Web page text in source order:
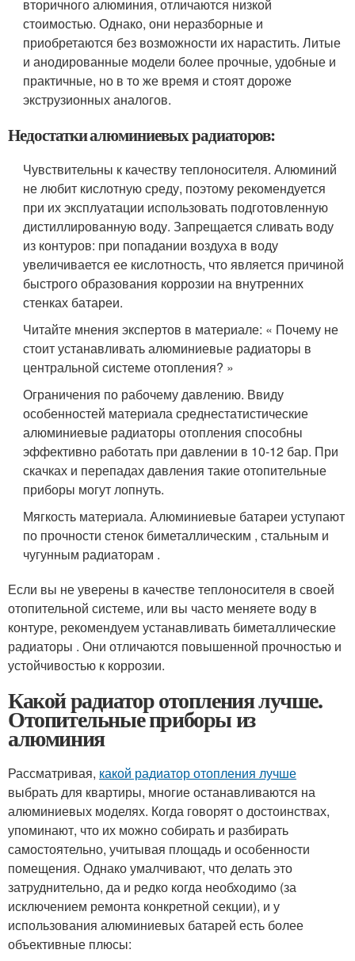
вторичного алюминия, отличаются низкой
стоимостью. Однако, они неразборные и
приобретаются без возможности их нарастить. Литые
и анодированные модели более прочные, удобные и
практичные, но в то же время и стоят дороже
экструзионных аналогов.
Недостатки алюминиевых радиаторов:
Чувствительны к качеству теплоносителя. Алюминий
не любит кислотную среду, поэтому рекомендуется
при их эксплуатации использовать подготовленную
дистиллированную воду. Запрещается сливать воду
из контуров: при попадании воздуха в воду
увеличивается ее кислотность, что является причиной
быстрого образования коррозии на внутренних
стенках батареи.
Читайте мнения экспертов в материале: « Почему не
стоит устанавливать алюминиевые радиаторы в
центральной системе отопления? »
Ограничения по рабочему давлению. Ввиду
особенностей материала среднестатистические
алюминиевые радиаторы отопления способны
эффективно работать при давлении в 10-12 бар. При
скачках и перепадах давления такие отопительные
приборы могут лопнуть.
Мягкость материала. Алюминиевые батареи уступают
по прочности стенок биметаллическим , стальным и
чугунным радиаторам .
Если вы не уверены в качестве теплоносителя в своей
отопительной системе, или вы часто меняете воду в
контуре, рекомендуем устанавливать биметаллические
радиаторы . Они отличаются повышенной прочностью и
устойчивостью к коррозии.
Какой радиатор отопления лучше.
Отопительные приборы из
алюминия
Рассматривая, какой радиатор отопления лучше
выбрать для квартиры, многие останавливаются на
алюминиевых моделях. Когда говорят о достоинствах,
упоминают, что их можно собирать и разбирать
самостоятельно, учитывая площадь и особенности
помещения. Однако умалчивают, что делать это
затруднительно, да и редко когда необходимо (за
исключением ремонта конкретной секции), и у
использования алюминиевых батарей есть более
объективные плюсы: